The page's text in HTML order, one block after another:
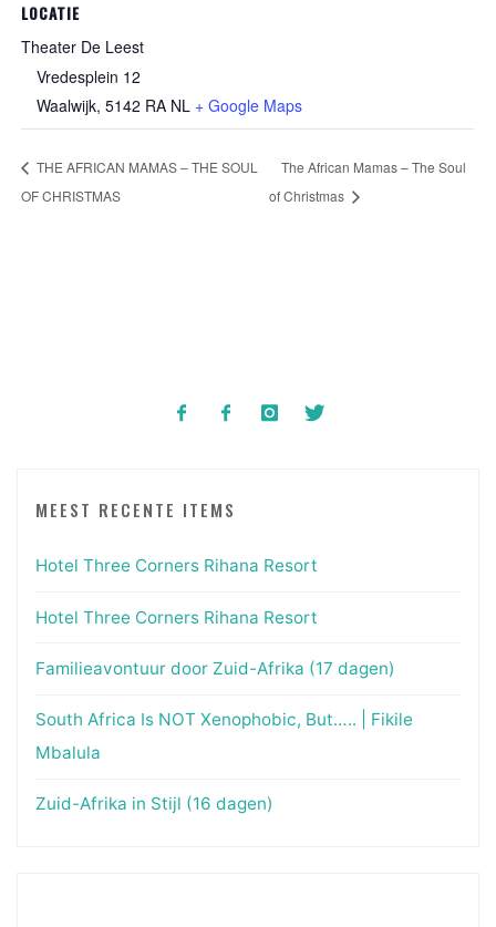
LOCATIE
Theater De Leest
Vredesplein 12
Waalwijk, 5142 RA NL + Google Maps
THE AFRICAN MAMAS – THE SOUL
OF CHRISTMAS
The African Mamas – The Soul
of Christmas
MEEST RECENTE ITEMS
Hotel Three Corners Rihana Resort
Hotel Three Corners Rihana Resort
Familieavontuur door Zuid-Afrika (17 dagen)
South Africa Is NOT Xenophobic, But….. | Fikile
Mbalula
Zuid-Afrika in Stijl (16 dagen)